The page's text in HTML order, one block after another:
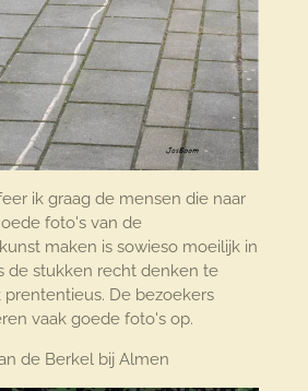
ik graag de mensen die naar
foto's van de
maken is sowieso moeilijk in
de stukken recht denken te
De bezoekers
vaak goede foto's op.
de Berkel bij Almen